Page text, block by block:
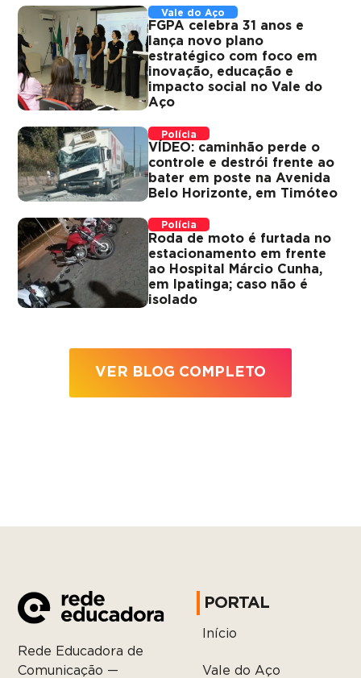
Vale do Aço
FGPA celebra 31 anos e
lança novo plano
estratégico com foco em
inovação, educação e
impacto social no Vale do
Aço
Polícia
VÍDEO: caminhão perde o
controle e destrói frente ao
bater em poste na Avenida
Belo Horizonte, em Timóteo
Polícia
Roda de moto é furtada no
estacionamento em frente
ao Hospital Márcio Cunha,
em Ipatinga; caso não é
isolado
VER BLOG COMPLETO
Rede Educadora de
Comunicação —
PORTAL
Início
Vale do Aço